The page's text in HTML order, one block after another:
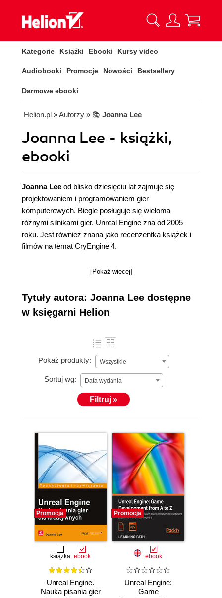
Kategorie Książki Ebooki Kursy video
Audiobooki Promocje Nowości Bestsellery
Darmowe ebooki
Helion.pl » Autorzy » 📚 Joanna Lee
Joanna Lee - książki,
ebooki
Joanna Lee od blisko dziesięciu lat zajmuje się
projektowaniem i programowaniem gier
komputerowych. Biegle posługuje się wieloma
różnymi silnikami gier. Unreal Engine zna od 2005
roku. Jest również znana jako recenzentka książek i
filmów na temat CryEngine 4.
[Pokaż więcej]
Tytuły autora: Joanna Lee dostępne
w księgarni Helion
Pokaż produkty: Wszystkie
Sortuj wg: Data wydania
Filtruj »
Promocja
książka ebook
Unreal Engine.
Nauka pisania gier
Promocja
ebook
Unreal Engine:
Game